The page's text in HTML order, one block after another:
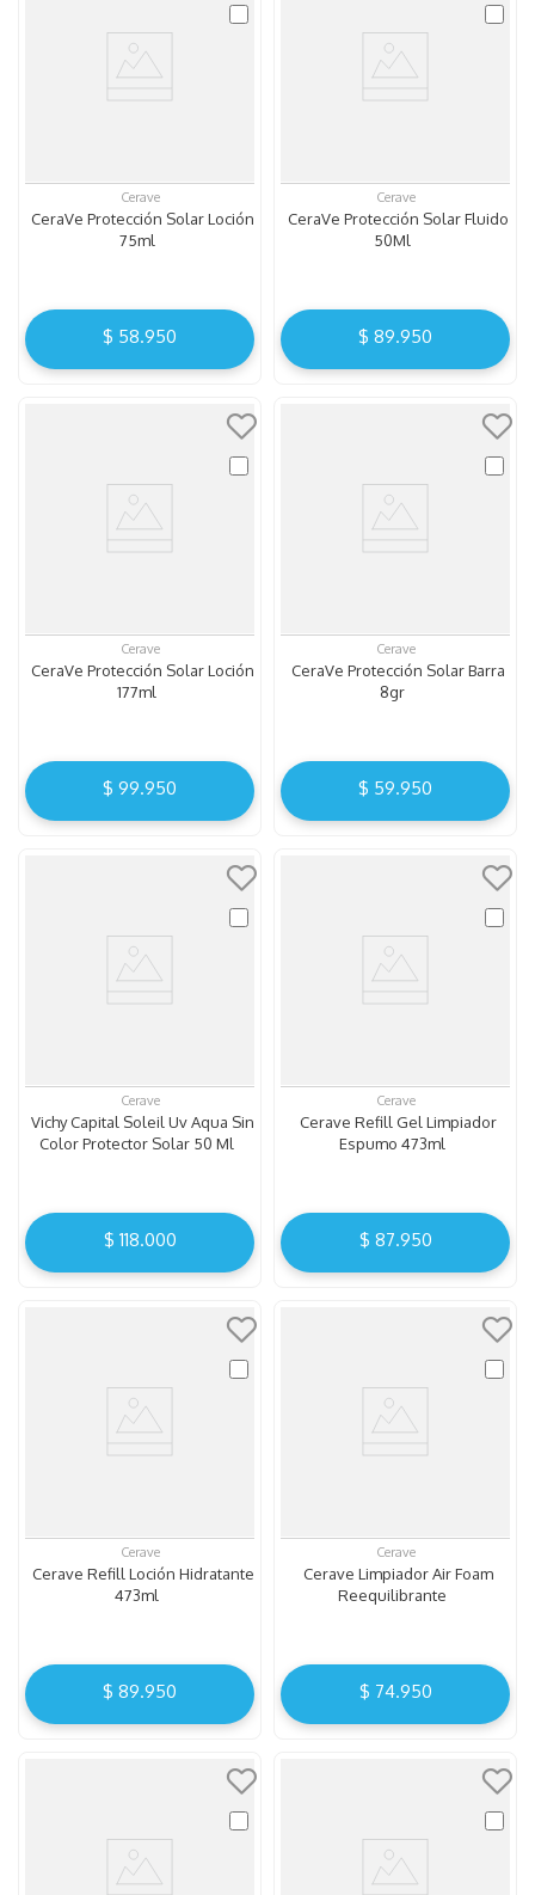
Cerave
CeraVe Protección Solar Loción
75ml
$ 58.950
Cerave
CeraVe Protección Solar Fluido
50Ml
$ 89.950
Cerave
CeraVe Protección Solar Loción
177ml
$ 99.950
Cerave
CeraVe Protección Solar Barra
8gr
$ 59.950
Cerave
Vichy Capital Soleil Uv Aqua Sin
Color Protector Solar 50 Ml
$ 118.000
Cerave
Cerave Refill Gel Limpiador
Espumo 473ml
$ 87.950
Cerave
Cerave Refill Loción Hidratante
473ml
$ 89.950
Cerave
Cerave Limpiador Air Foam
Reequilibrante
$ 74.950